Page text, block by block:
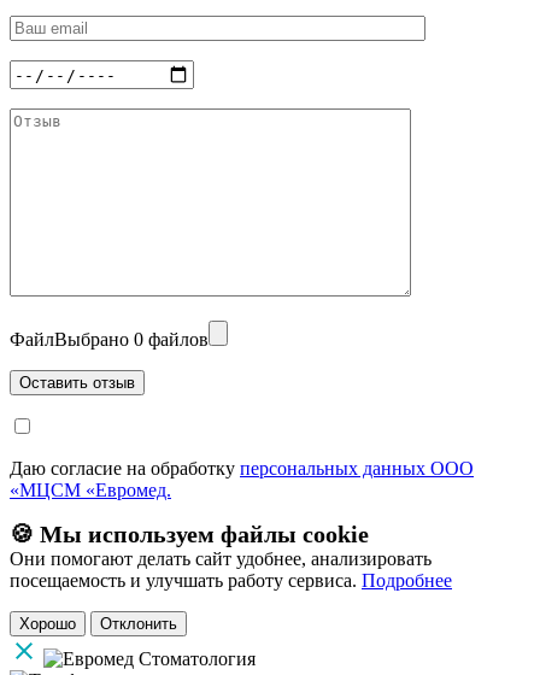
ФайлВыбрано 0 файлов
Даю согласие на обработку персональных данных ООО
«МЦСМ «Евромед.
🍪 Мы используем файлы cookie
Они помогают делать сайт удобнее, анализировать
посещаемость и улучшать работу сервиса. Подробнее
Хорошо Отклонить